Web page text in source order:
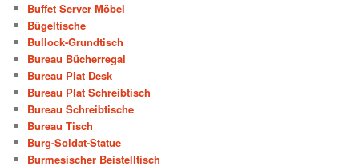
Buffet Server Möbel
Bügeltische
Bullock-Grundtisch
Bureau Bücherregal
Bureau Plat Desk
Bureau Plat Schreibtisch
Bureau Schreibtische
Bureau Tisch
Burg-Soldat-Statue
Burmesischer Beistelltisch